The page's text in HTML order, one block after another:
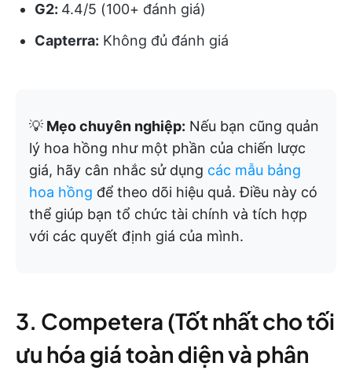
G2: 4.4/5 (100+ đánh giá)
Capterra: Không đủ đánh giá
💡 Mẹo chuyên nghiệp: Nếu bạn cũng quản
lý hoa hồng như một phần của chiến lược
giá, hãy cân nhắc sử dụng các mẫu bảng
hoa hồng để theo dõi hiệu quả. Điều này có
thể giúp bạn tổ chức tài chính và tích hợp
với các quyết định giá của mình.
3. Competera (Tốt nhất cho tối
ưu hóa giá toàn diện và phân